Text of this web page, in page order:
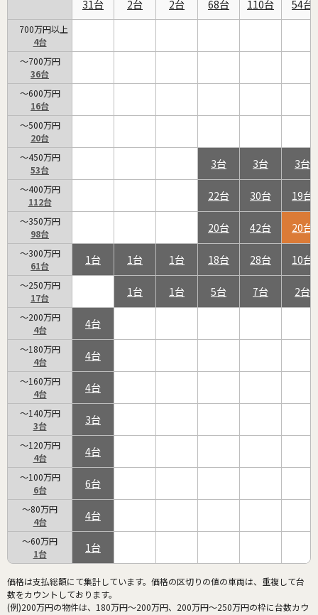
31 2 2 68 110 54
700万円以上
4
～700万円
36
～600万円
16
～500万円
20
～450万円
53
3 3 3
～400万円
112
22 30 19
～350万円
98
20 42 20
～300万円
61
1 1 1 18 28 10
～250万円
17
1 1 5 7 2
～200万円
4
4
～180万円
4
4
～160万円
4
4
～140万円
3
3
～120万円
4
4
～100万円
6
6
～80万円
4
4
～60万円
1
1
価格は支払総額にて集計しています。価格の区切りの値の車両は、重複して台
数をカウントしております。
(例)200万円の物件は、180万円～200万円、200万円～250万円の枠に台数カウ